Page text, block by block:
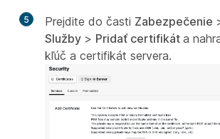
5 Prejdite do časti Zabezpečenie
Služby > Pridať certifikát a
kľúč a certifikát servera.